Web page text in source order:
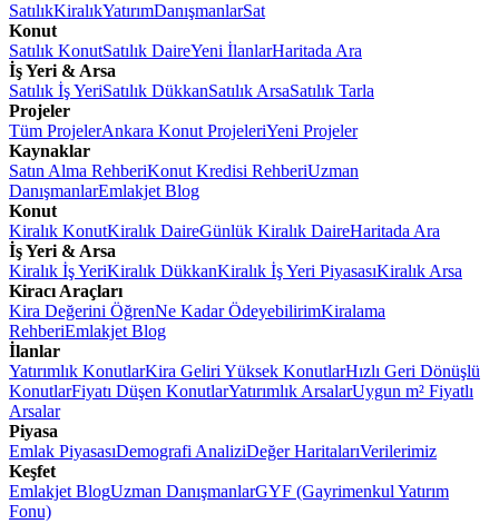
SatılıkKiralıkYatırımDanışmanlarSat
Konut
Satılık KonutSatılık DaireYeni İlanlarHaritada Ara
İş Yeri & Arsa
Satılık İş YeriSatılık DükkanSatılık ArsaSatılık Tarla
Projeler
Tüm ProjelerAnkara Konut ProjeleriYeni Projeler
Kaynaklar
Satın Alma RehberiKonut Kredisi RehberiUzman
DanışmanlarEmlakjet Blog
Konut
Kiralık KonutKiralık DaireGünlük Kiralık DaireHaritada Ara
İş Yeri & Arsa
Kiralık İş YeriKiralık DükkanKiralık İş Yeri PiyasasıKiralık Arsa
Kiracı Araçları
Kira Değerini ÖğrenNe Kadar ÖdeyebilirimKiralama
RehberiEmlakjet Blog
İlanlar
Yatırımlık KonutlarKira Geliri Yüksek KonutlarHızlı Geri Dönüşlü
KonutlarFiyatı Düşen KonutlarYatırımlık ArsalarUygun m² Fiyatlı
Arsalar
Piyasa
Emlak PiyasasıDemografi AnaliziDeğer HaritalarıVerilerimiz
Keşfet
Emlakjet BlogUzman DanışmanlarGYF (Gayrimenkul Yatırım
Fonu)